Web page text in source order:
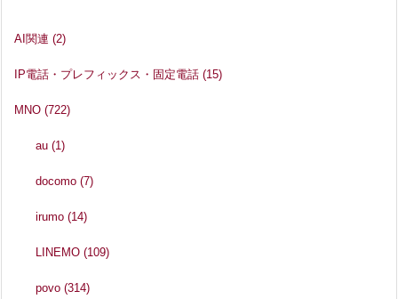
AI関連 (2)
IP電話・プレフィックス・固定電話 (15)
MNO (722)
au(1)
docomo(7)
irumo(14)
LINEMO(109)
povo(314)